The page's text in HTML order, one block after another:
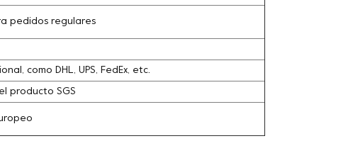
pedidos regulares
como DHL, UPS, FedEx, etc.
producto SGS